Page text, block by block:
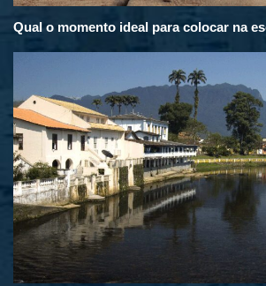
Qual o momento ideal para colocar na